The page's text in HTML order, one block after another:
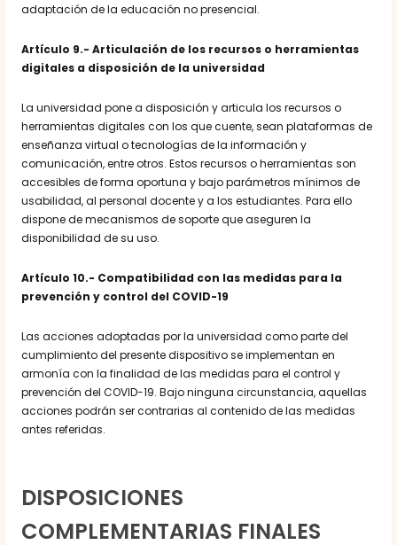
adaptación de la educación no presencial.
Artículo 9.- Articulación de los recursos o herramientas
digitales a disposición de la universidad
La universidad pone a disposición y articula los recursos o
herramientas digitales con los que cuente, sean plataformas de
enseñanza virtual o tecnologías de la información y
comunicación, entre otros. Estos recursos o herramientas son
accesibles de forma oportuna y bajo parámetros mínimos de
usabilidad, al personal docente y a los estudiantes. Para ello
dispone de mecanismos de soporte que aseguren la
disponibilidad de su uso.
Artículo 10.- Compatibilidad con las medidas para la
prevención y control del COVID-19
Las acciones adoptadas por la universidad como parte del
cumplimiento del presente dispositivo se implementan en
armonía con la finalidad de las medidas para el control y
prevención del COVID-19. Bajo ninguna circunstancia, aquellas
acciones podrán ser contrarias al contenido de las medidas
antes referidas.
DISPOSICIONES
COMPLEMENTARIAS FINALES